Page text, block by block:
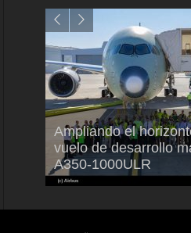
Ampliando el
vuelo de desarrollo
A350-1000ULR